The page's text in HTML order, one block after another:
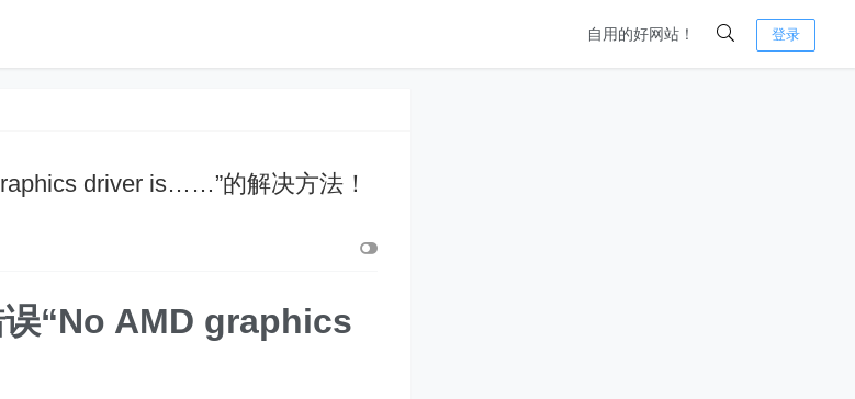
自用的好网站！ 登录
driver is……”的解决方法！
“No AMD graphics